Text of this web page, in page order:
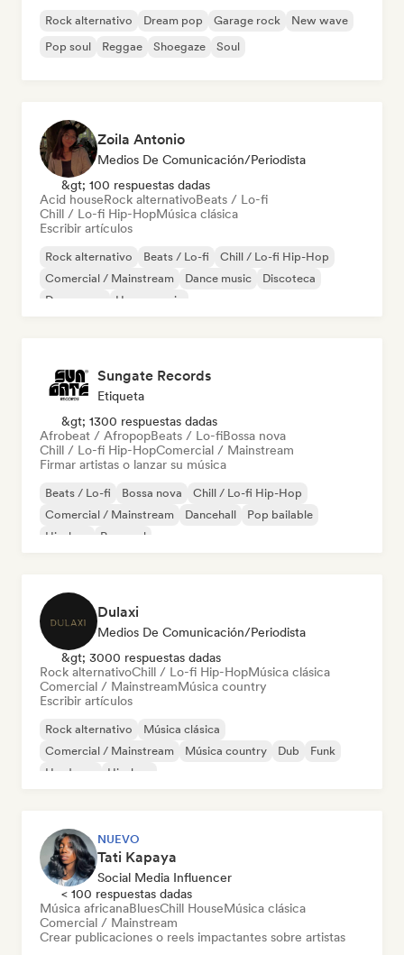
Rock alternativo Dream pop Garage rock
New wave
Pop soul
Reggae Shoegaze Soul
Zoila Antonio
Medios De Comunicación/Periodista
&gt; 100 respuestas dadas
Acid houseRock alternativoBeats / Lo-fi
Chill / Lo-fi Hip-HopMúsica clásica
Escribir artículos
Rock alternativo Beats / Lo-fi
Chill / Lo-fi Hip-Hop
Comercial / Mainstream
Dance music
Discoteca
Dream pop
House music
Sungate Records
Etiqueta
&gt; 1300 respuestas dadas
Afrobeat / AfropopBeats / Lo-fiBossa nova
Chill / Lo-fi Hip-HopComercial / Mainstream
Firmar artistas o lanzar su música
Beats / Lo-fi Bossa nova
Chill / Lo-fi Hip-Hop
Comercial / Mainstream
Dancehall
Pop bailable
Hip-hop
Pop soul
Dulaxi
Medios De Comunicación/Periodista
&gt; 3000 respuestas dadas
Rock alternativoChill / Lo-fi Hip-HopMúsica clásica
Comercial / MainstreamMúsica country
Escribir artículos
Rock alternativo
Música clásica
Comercial / Mainstream
Música country Dub
Funk
Hardcore
Hip-hop
NUEVO
Tati Kapaya
Social Media Influencer
< 100 respuestas dadas
Música africanaBluesChill HouseMúsica clásica
Comercial / Mainstream
Crear publicaciones o reels impactantes sobre artistas